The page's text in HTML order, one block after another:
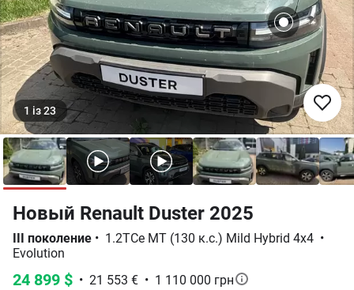
1 із23
Новый Renault Duster 2025
III поколение • 1.2TCe MT (130 к.с.) Mild Hybrid 4x4 •
Evolution
24 899 $ • 21 553 € • 1 110 000 грн